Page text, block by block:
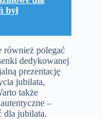
był
również polegać
dedykowanej
prezentację
jubilata,
także
–
dla jubilata.